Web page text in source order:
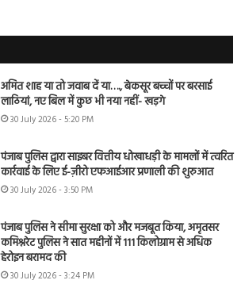
अमित शाह या तो जवाब दें या…., बेकसूर बच्चों पर बरसाई
लाठियां, नए बिल में कुछ भी नया नहीं- खड़गे
30 July 2026 - 5:20 PM
पंजाब पुलिस द्वारा साइबर वित्तीय धोखाधड़ी के मामलों में त्वरित
कार्रवाई के लिए ई-ज़ीरो एफआईआर प्रणाली की शुरुआत
30 July 2026 - 3:50 PM
पंजाब पुलिस ने सीमा सुरक्षा को और मजबूत किया, अमृतसर
कमिश्नरेट पुलिस ने सात महीनों में 111 किलोग्राम से अधिक
हेरोइन बरामद की
30 July 2026 - 3:24 PM